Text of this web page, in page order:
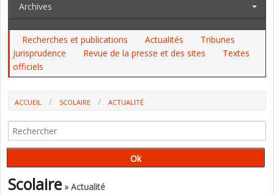
Archives
Recherches et publications Actualités
Tribunes
Jurisprudence
Revue de la presse et des sites
Textes
officiels
ACCUEIL SCOLAIRE
ACTUALITÉ
Scolaire» Actualité